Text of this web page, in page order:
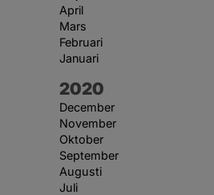
April
Mars
Februari
Januari
År:
2020
December
November
Oktober
September
Augusti
Juli